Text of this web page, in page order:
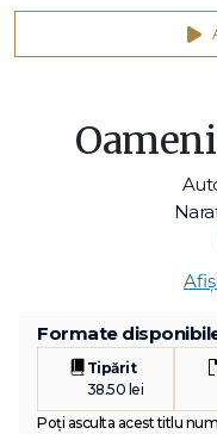
Formate
Tipărit
38.50 lei
Poți asculta acest titlu